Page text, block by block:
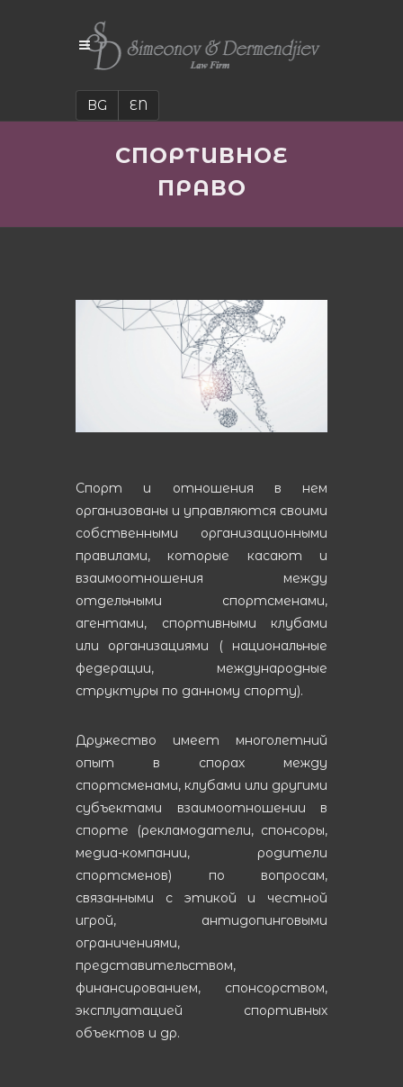
BG EN
СПОРТИВНОЕ
ПРАВО
Спорт и отношения в нем
организованы и управляются своими
собственными организационными
правилами, которые касают и
взаимоотношения между
отдельными спортсменами,
агентами, спортивными клубами
или организациями ( национальные
федерации, международные
структуры по данному спорту).
Дружество имеет многолетний
опыт в спорах между
спортсменами, клубами или другими
субъектами взаимоотношении в
спорте (рекламодатели, спонсоры,
медиа-компании, родители
спортсменов) по вопросам,
связанными с этикой и честной
игрой, антидопинговыми
ограничениями,
представительством,
финансированием, спонсорством,
эксплуатацией спортивных
объектов и др.